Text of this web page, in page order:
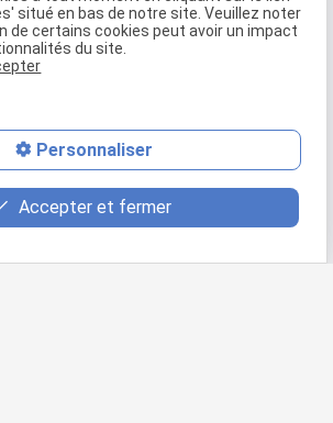
phone
mail
section 2019, en mention zinguerie
année de BP.
CAP COUVERTURE
de MASTER en direction et
également :
situé en bas de notre site. Veuillez noter
de certains cookies peut avoir un impact
du site.
Personnaliser
Accepter et fermer